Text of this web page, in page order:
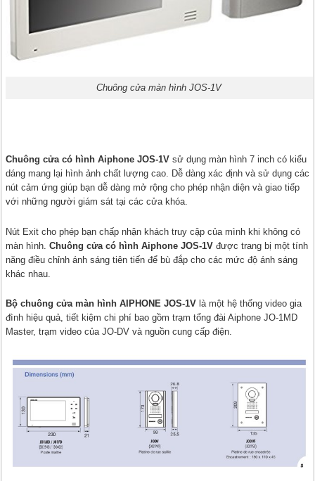
Chuông cửa màn hình JOS-1V
Chuông cửa có hình Aiphone JOS-1V sử dụng màn hình 7 inch có kiểu
dáng mang lại hình ảnh chất lượng cao. Dễ dàng xác định và sử dụng các
nút cảm ứng giúp bạn dễ dàng mở rộng cho phép nhận diện và giao tiếp
với những người giám sát tại các cửa khóa.
Nút Exit cho phép bạn chấp nhận khách truy cập của mình khi không có
màn hình.Chuông cửa có hình Aiphone JOS-1V được trang bị một tính
năng điều chỉnh ánh sáng tiên tiến để bù đắp cho các mức độ ánh sáng
khác nhau.
Bộ chuông cửa màn hình AIPHONE JOS-1V là một hệ thống video gia
đình hiệu quả, tiết kiệm chi phí bao gồm trạm tổng đài Aiphone JO-1MD
Master, trạm video của JO-DV và nguồn cung cấp điện.